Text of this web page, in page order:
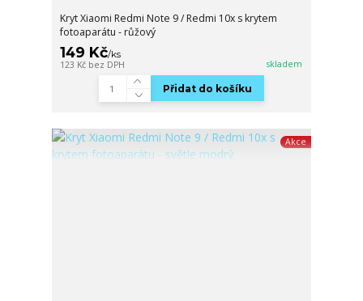
Kryt Xiaomi Redmi Note 9 / Redmi 10x s krytem
fotoaparátu - růžový
149 Kč/ks
123 Kč bez DPH skladem
Přidat do košíku
Akce